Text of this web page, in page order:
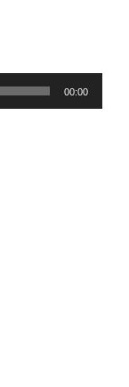
00:00